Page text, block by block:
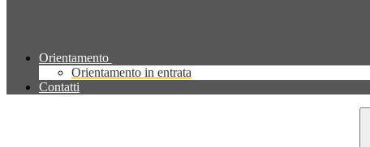
Orientamento
Orientamento in entrata
Contatti